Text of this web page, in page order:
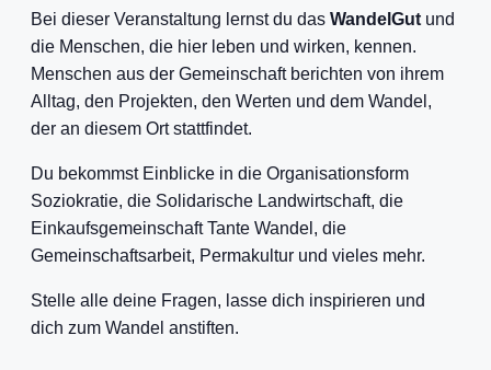
Bei dieser Veranstaltung lernst du das WandelGut und
die Menschen, die hier leben und wirken, kennen.
Menschen aus der Gemeinschaft berichten von ihrem
Alltag, den Projekten, den Werten und dem Wandel,
der an diesem Ort stattfindet.
Du bekommst Einblicke in die Organisationsform
Soziokratie, die Solidarische Landwirtschaft, die
Einkaufsgemeinschaft Tante Wandel, die
Gemeinschaftsarbeit, Permakultur und vieles mehr.
Stelle alle deine Fragen, lasse dich inspirieren und
dich zum Wandel anstiften.